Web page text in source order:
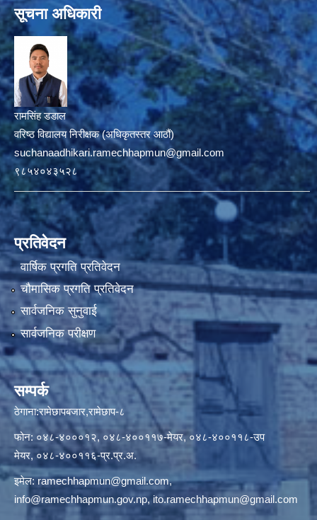
सूचना अधिकारी
रामसिंह डडाल
वरिष्ठ विद्यालय निरीक्षक (अधिकृतस्तर आठौं)
suchanaadhikari.ramechhapmun@gmail.com
९८५४०४३५२८
प्रतिवेदन
वार्षिक प्रगति प्रतिवेदन
चौमासिक प्रगति प्रतिवेदन
सार्वजनिक सुनुवाई
सार्वजनिक परीक्षण
सम्पर्क
ठेगाना:रामेछापबजार,रामेछाप-८
फोन: ०४८-४०००१२, ०४८-४००११७-मेयर, ०४८-४००११८-उप
मेयर, ०४८-४००११६-प्र.प्र.अ.
इमेल:ramechhapmun@gmail.com,
info@ramechhapmun.gov.np,ito.ramechhapmun@gmail.com